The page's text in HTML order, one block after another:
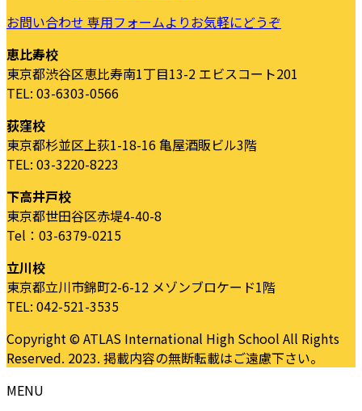
お問い合わせ 専用フォームよりお気軽にどうぞ
恵比寿校
東京都渋谷区恵比寿南1丁目13-2 エビスコート201
TEL: 03-6303-0566
荻窪校
東京都杉並区上荻1-18-16 亀屋酒販ビル3階
TEL: 03-3220-8223
下高井戸校
東京都世田谷区赤堤4-40-8
Tel：03-6379-0215
立川校
東京都立川市錦町2-6-12 メゾンブロケード1階
TEL: 042-521-3535
Copyright © ATLAS International High School All Rights
Reserved. 2023. 掲載内容の無断転載はご遠慮下さい。
MENU